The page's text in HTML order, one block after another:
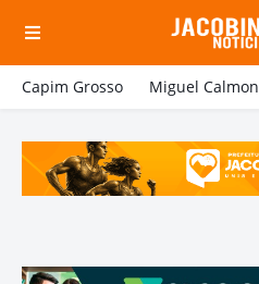
Capim Grosso Miguel Calmon